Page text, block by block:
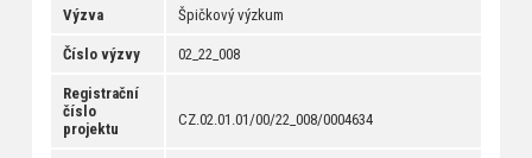
Výzva Špičkový výzkum
Číslo výzvy 02_22_008
Registrační
číslo
projektu
CZ.02.01.01/00/22_008/0004634